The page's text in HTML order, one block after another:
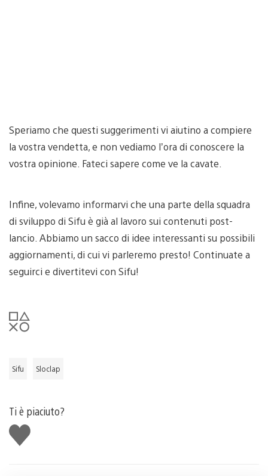
Speriamo che questi suggerimenti vi aiutino a compiere
la vostra vendetta, e non vediamo l’ora di conoscere la
vostra opinione. Fateci sapere come ve la cavate.
Infine, volevamo informarvi che una parte della squadra
di sviluppo di Sifu è già al lavoro sui contenuti post-
lancio. Abbiamo un sacco di idee interessanti su possibili
aggiornamenti, di cui vi parleremo presto! Continuate a
seguirci e divertitevi con Sifu!
Sifu Sloclap
Ti è piaciuto?
Mi
piace